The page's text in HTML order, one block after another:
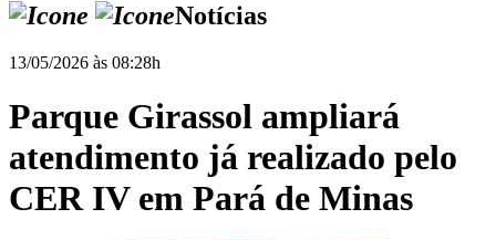
Notícias
13/05/2026 às 08:28h
Parque Girassol ampliará
atendimento já realizado pelo
CER IV em Pará de Minas